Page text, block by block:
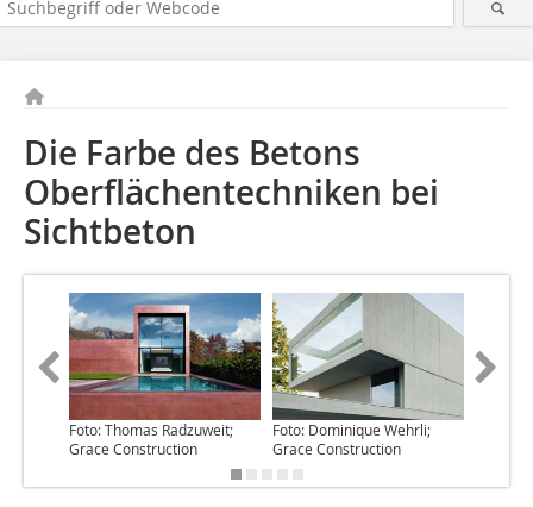
Die Farbe des Betons
Oberflächentechniken bei
Sichtbeton
Foto: Thomas Radzuweit;
Grace Construction
Foto: Dominique Wehrli;
Grace Construction